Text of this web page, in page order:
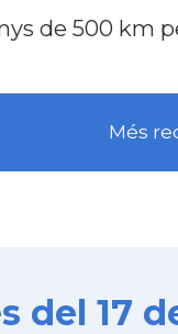
de 500 km
Més
del 17